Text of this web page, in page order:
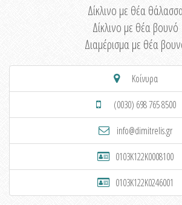
Δίκλινο με θέα
Δίκλινο με θέα βουνό
Διαμέρισμα με θέα
Κοίνυρα
(0030) 698 765 8500
info@dimitrelis.gr
0103K122K0008100
0103K122K0246001